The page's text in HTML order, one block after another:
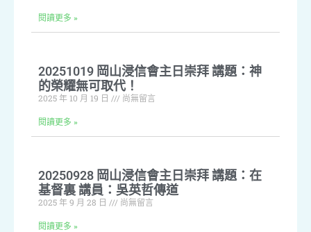
閱讀更多 »
20251019 岡山浸信會主日崇拜 講題：神
的榮耀無可取代！
2025 年 10 月 19 日 尚無留言
閱讀更多 »
20250928 岡山浸信會主日崇拜 講題：在
基督裏 講員：吳英哲傳道
2025 年 9 月 28 日 尚無留言
閱讀更多 »